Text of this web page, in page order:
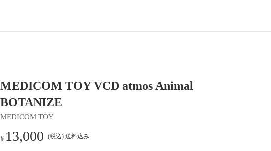
MEDICOM TOY VCD atmos Animal
BOTANIZE
MEDICOM TOY
¥ 13,000 (税込) 送料込み